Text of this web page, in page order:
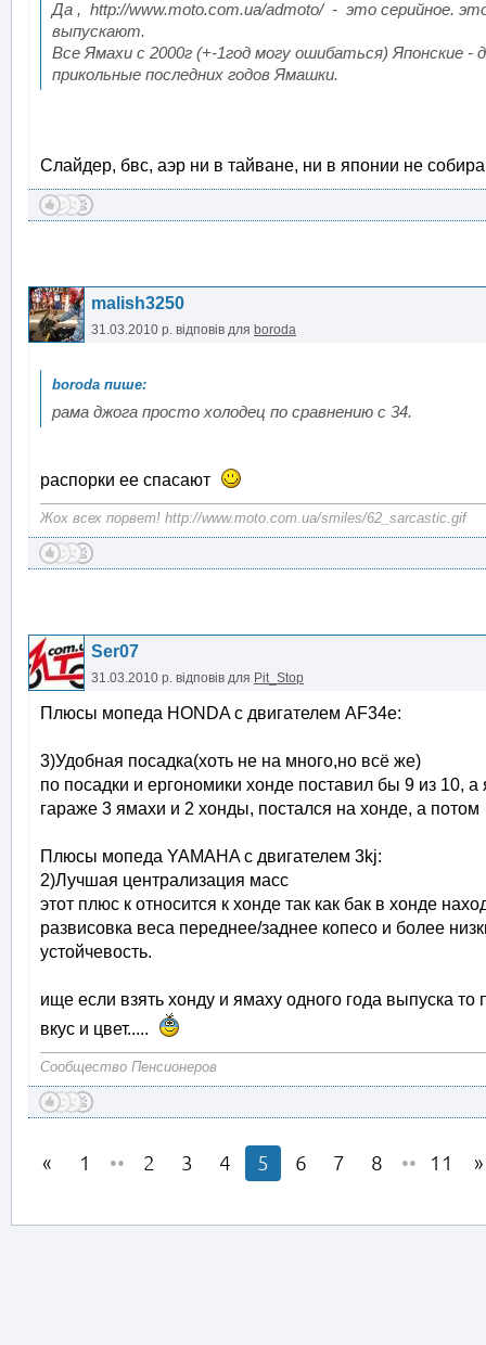
Да , http://www.moto.com.ua/admoto/ - это серийное.
выпускают.
Все Ямахи с 2000г (+-1год могу ошибаться) Японские
прикольные последних годов Ямашки.
Слайдер, бвс, аэр ни в тайване, ни в японии не
malish3250
31.03.2010 р. відповів для boroda
рама джога просто холодец по сравнению с 34.
распорки ее спасают
Жох всех порвет! http://www.moto.com.ua/smiles/62_sarcastic.gif
Ser07
31.03.2010 р. відповів для Pit_Stop
Плюсы мопеда HONDA с двигателем AF34e:
3)Удобная посадка(хоть не на много,но всё же)
по посадки и ергономики хонде поставил бы 9 из 10, а
гараже 3 ямахи и 2 хонды, постался на хонде, а
Плюсы мопеда YAMAHA с двигателем 3kj:
2)Лучшая централизация масс
этот плюс к относится к хонде так как бак в хонде
развисовка веса переднее/заднее копесо и более
устойчевость.
ище если взять хонду и ямаху одного года выпуска
вкус и цвет.....
Сообщество Пенсионеров
1 •• 2 3 4 5 6 7 8 •• 11